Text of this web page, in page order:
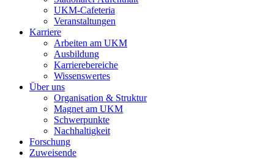
UKM-Cafeteria
Veranstaltungen
Karriere
Arbeiten am UKM
Ausbildung
Karrierebereiche
Wissenswertes
Über uns
Organisation & Struktur
Magnet am UKM
Schwerpunkte
Nachhaltigkeit
Forschung
Zuweisende